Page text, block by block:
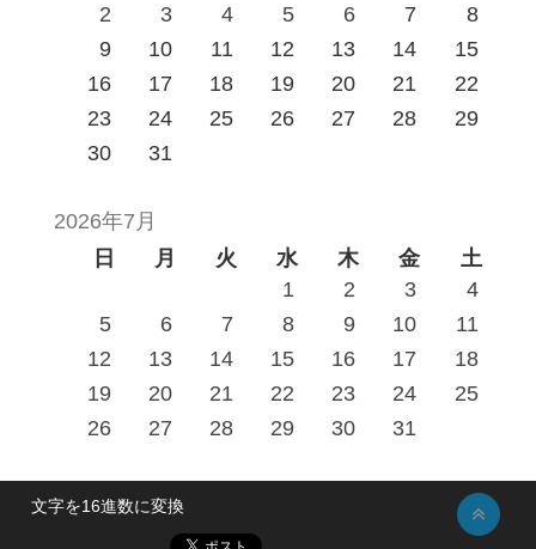
2
3 4 5 6 7
8
9
10 11 12 13 14
15
16
17 18 19 20 21
22
23
24 25 26 27 28
29
30
31
2026年7月
日
月 火 水 木 金
土
1
2 3
4
5
6 7 8 9 10
11
12
13 14 15 16 17
18
19
20 21 22 23 24
25
26
27 28 29 30 31
文字を16進数に変換